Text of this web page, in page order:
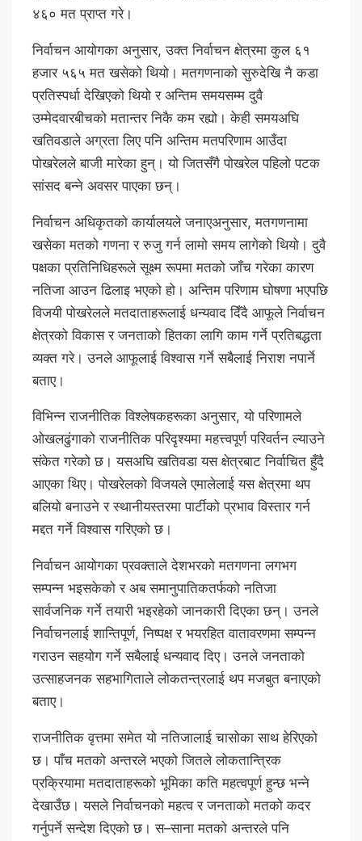
४६० मत प्राप्त गरे।
निर्वाचन आयोगका अनुसार, उक्त निर्वाचन क्षेत्रमा कुल ६१
हजार ५६५ मत खसेको थियो। मतगणनाको सुरुदेखि नै कडा
प्रतिस्पर्धा देखिएको थियो र अन्तिम समयसम्म दुवै
उम्मेदवारबीचको मतान्तर निकै कम रह्यो। केही समयअघि
खतिवडाले अग्रता लिए पनि अन्तिम मतपरिणाम आउँदा
पोखरेलले बाजी मारेका हुन्। यो जितसँगै पोखरेल पहिलो पटक
सांसद बन्ने अवसर पाएका छन्।
निर्वाचन अधिकृतको कार्यालयले जनाएअनुसार, मतगणनामा
खसेका मतको गणना र रुजु गर्न लामो समय लागेको थियो। दुवै
पक्षका प्रतिनिधिहरूले सूक्ष्म रूपमा मतको जाँच गरेका कारण
नतिजा आउन ढिलाइ भएको हो। अन्तिम परिणाम घोषणा भएपछि
विजयी पोखरेलले मतदाताहरूलाई धन्यवाद दिँदै आफूले निर्वाचन
क्षेत्रको विकास र जनताको हितका लागि काम गर्ने प्रतिबद्धता
व्यक्त गरे। उनले आफूलाई विश्वास गर्ने सबैलाई निराश नपार्ने
बताए।
विभिन्न राजनीतिक विश्लेषकहरूका अनुसार, यो परिणामले
ओखलढुंगाको राजनीतिक परिदृश्यमा महत्त्वपूर्ण परिवर्तन ल्याउने
संकेत गरेको छ। यसअघि खतिवडा यस क्षेत्रबाट निर्वाचित हुँदै
आएका थिए। पोखरेलको विजयले एमालेलाई यस क्षेत्रमा थप
बलियो बनाउने र स्थानीयस्तरमा पार्टीको प्रभाव विस्तार गर्न
मद्दत गर्ने विश्वास गरिएको छ।
निर्वाचन आयोगका प्रवक्ताले देशभरको मतगणना लगभग
सम्पन्न भइसकेको र अब समानुपातिकतर्फको नतिजा
सार्वजनिक गर्ने तयारी भइरहेको जानकारी दिएका छन्। उनले
निर्वाचनलाई शान्तिपूर्ण, निष्पक्ष र भयरहित वातावरणमा सम्पन्न
गराउन सहयोग गर्ने सबैलाई धन्यवाद दिए। उनले जनताको
उत्साहजनक सहभागिताले लोकतन्त्रलाई थप मजबुत बनाएको
बताए।
राजनीतिक वृत्तमा समेत यो नतिजालाई चासोका साथ हेरिएको
छ। पाँच मतको अन्तरले भएको जितले लोकतान्त्रिक
प्रक्रियामा मतदाताहरूको भूमिका कति महत्वपूर्ण हुन्छ भन्ने
देखाउँछ। यसले निर्वाचनको महत्व र जनताको मतको कदर
गर्नुपर्ने सन्देश दिएको छ। स–साना मतको अन्तरले पनि